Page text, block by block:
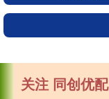
关注 同创优配